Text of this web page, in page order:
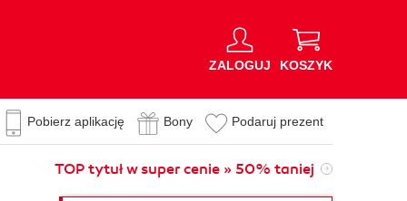
ZALOGUJ KOSZYK
Pobierz aplikację Bony Podaruj prezent
TOP tytuł w super cenie » 50% taniej